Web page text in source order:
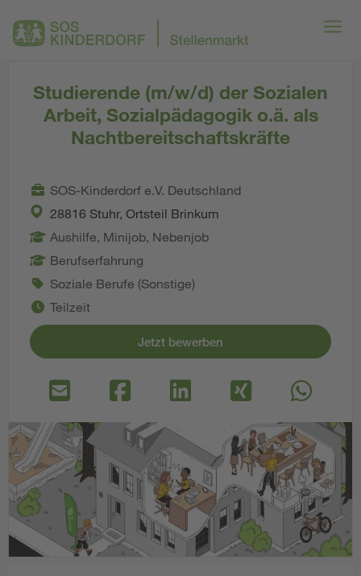
Studierende (m/w/d) der Sozialen
Arbeit, Sozialpädagogik o.ä. als
Nachtbereitschaftskräfte
SOS-Kinderdorf e.V. Deutschland
28816 Stuhr, Ortsteil Brinkum
Aushilfe, Minijob, Nebenjob
Berufserfahrung
Soziale Berufe (Sonstige)
Teilzeit
Jetzt bewerben